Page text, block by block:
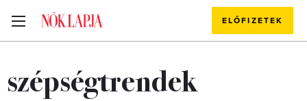
ELŐFIZETEK
szépségtrendek